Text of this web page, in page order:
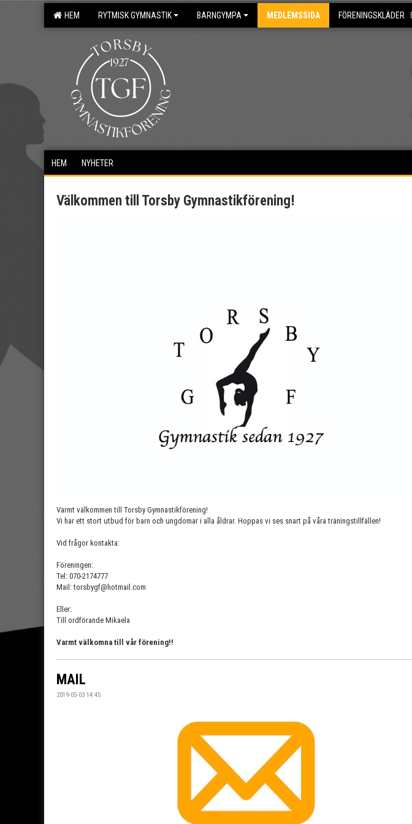
HEM RYTMISK GYMNASTIK BARNGYMPA MEDLEMSSIDA FÖRENINGSKLÄDER
HEM NYHETER
Välkommen till Torsby Gymnastikförening!
Varmt välkommen till Torsby Gymnastikförening!
Vi har ett stort utbud för barn och ungdomar i alla åldrar. Hoppas vi ses snart på våra träningstillfällen!
Vid frågor kontakta:
Föreningen:
Tel: 070-2174777
Mail: torsbygf@hotmail.com
Eller:
Till ordförande Mikaela
Varmt välkomna till vår förening!!
MAIL
2019-05-03 14:45